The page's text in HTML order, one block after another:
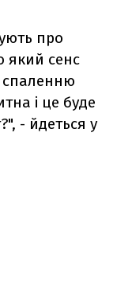
про
який сенс
спаленню
і це буде
- йдеться у